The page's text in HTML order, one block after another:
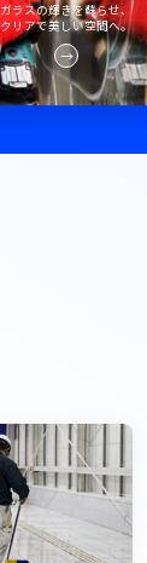
ガラスの輝きを蘇らせ、
クリアで美しい空間へ。
→